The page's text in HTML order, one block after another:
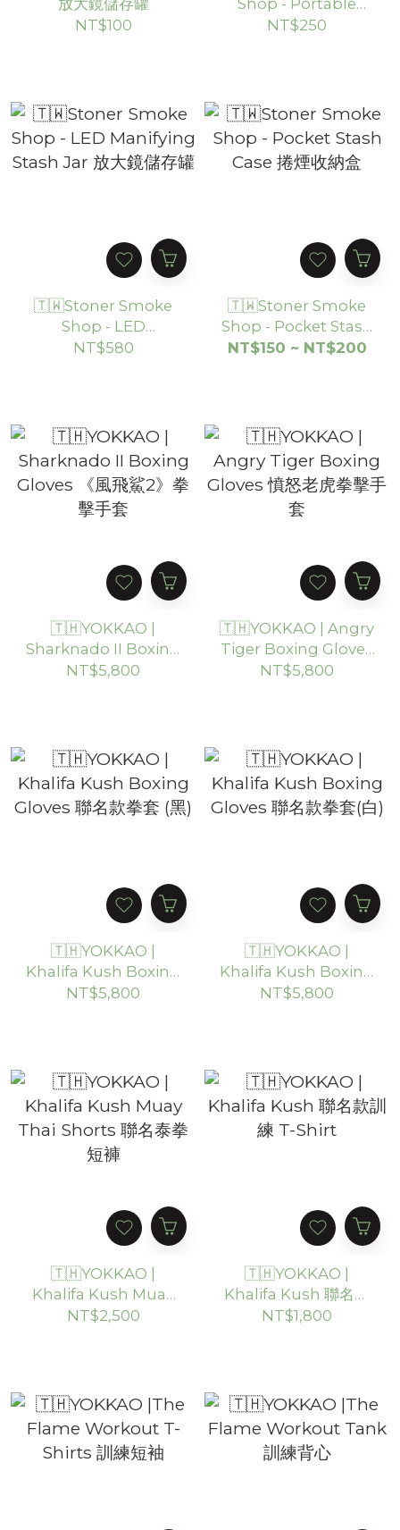
放大鏡儲存罐
NT$100
Shop - Portable
Metal Ashtray 隨身煙
NT$250
🇹🇼Stoner Smoke
Shop - LED
Manifying Stash Jar
NT$580
🇹🇼Stoner Smoke
Shop - Pocket Stash
Case 捲煙收納盒
NT$150 ~ NT$200
🇹🇭YOKKAO |
Sharknado II Boxing
Gloves 《風飛鯊2》拳
NT$5,800
🇹🇭YOKKAO | Angry
Tiger Boxing Gloves
憤怒老虎拳擊手套
NT$5,800
🇹🇭YOKKAO |
Khalifa Kush Boxing
Gloves 聯名款拳套
NT$5,800
🇹🇭YOKKAO |
Khalifa Kush Boxing
Gloves 聯名款拳套(白)
NT$5,800
🇹🇭YOKKAO |
Khalifa Kush Muay
Thai Shorts 聯名泰拳
NT$2,500
🇹🇭YOKKAO |
Khalifa Kush 聯名款
訓練 T-Shirt
NT$1,800